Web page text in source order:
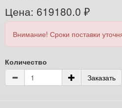
Цена: 619180.0 ₽
Внимание! Сроки поставки
Количество
Заказать